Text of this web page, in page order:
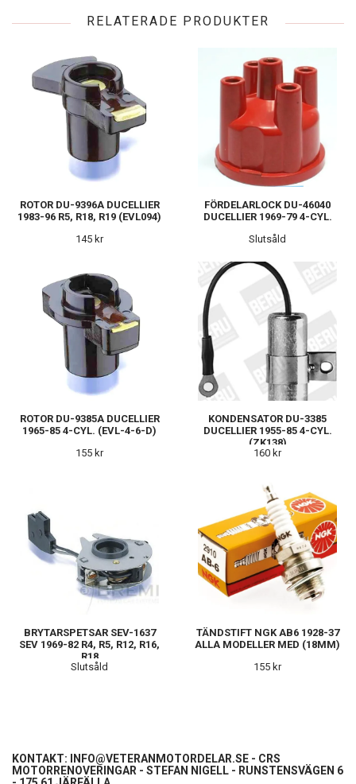
RELATERADE PRODUKTER
ROTOR DU-9396A DUCELLIER
1983-96 R5, R18, R19 (EVL094)
145 kr
FÖRDELARLOCK DU-46040
DUCELLIER 1969-79 4-CYL.
Slutsåld
ROTOR DU-9385A DUCELLIER
1965-85 4-CYL. (EVL-4-6-D)
155 kr
KONDENSATOR DU-3385
DUCELLIER 1955-85 4-CYL.
(ZK138)
160 kr
BRYTARSPETSAR SEV-1637
SEV 1969-82 R4, R5, R12, R16,
R18
Slutsåld
TÄNDSTIFT NGK AB6 1928-37
ALLA MODELLER MED (18MM)
155 kr
KONTAKT: INFO@VETERANMOTORDELAR.SE - CRS
MOTORRENOVERINGAR - STEFAN NIGELL - RUNSTENSVÄGEN 6